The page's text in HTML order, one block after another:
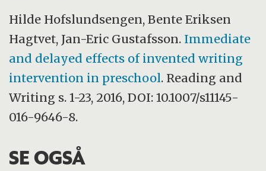
Hilde Hofslundsengen, Bente Eriksen
Hagtvet, Jan-Eric Gustafsson. Immediate
and delayed effects of invented writing
intervention in preschool. Reading and
Writing s. 1-23, 2016, DOI: 10.1007/s11145-
016-9646-8.
SE OGSÅ